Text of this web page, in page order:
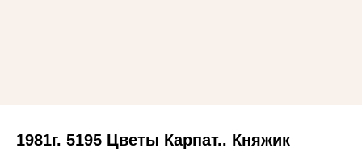
1981г. 5195 Цветы Карпат.. Княжик